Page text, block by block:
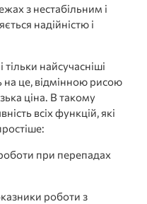
з нестабільним і
надійністю і
найсучасніші
на це, відмінною рисою
ціна. В такому
всіх функцій, які
при перепадах
роботи з